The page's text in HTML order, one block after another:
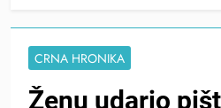
CRNA HRONIKA
Ženu udario